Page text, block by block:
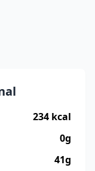
234 kcal
0g
41g